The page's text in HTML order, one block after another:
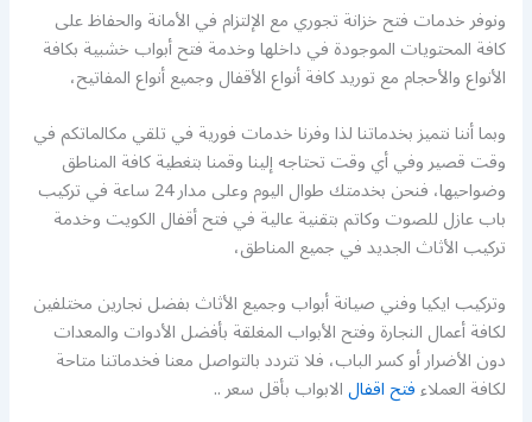
ونوفر خدمات فتح خزانة تجوري مع الإلتزام في الأمانة والحفاظ على
كافة المحتويات الموجودة في داخلها وخدمة فتح أبواب خشبية بكافة
الأنواع والأحجام مع توريد كافة أنواع الأقفال وجميع أنواع المفاتيح،
وبما أننا نتميز بخدماتنا لذا وفرنا خدمات فورية في تلقي مكالماتكم في
وقت قصير وفي أي وقت تحتاجه إلينا وقمنا بتغطية كافة المناطق
وضواحيها، فنحن بخدمتك طوال اليوم وعلى مدار 24 ساعة في تركيب
باب عازل للصوت وكاتم بتقنية عالية في فتح أقفال الكويت وخدمة
تركيب الأثاث الجديد في جميع المناطق،
وتركيب ايكيا وفني صيانة أبواب وجميع الأثاث بفضل نجارين مختلفين
لكافة أعمال النجارة وفتح الأبواب المغلقة بأفضل الأدوات والمعدات
دون الأضرار أو كسر الباب، فلا تتردد بالتواصل معنا فخدماتنا متاحة
لكافة العملاءفتح اقفالالابواب بأقل سعر ..